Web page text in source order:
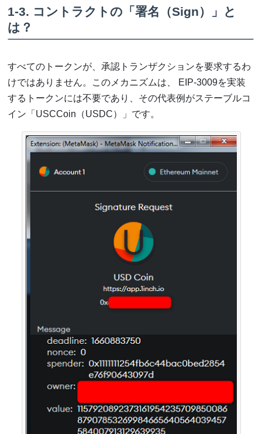
1-3. コントラクトの「署名（Sign）」と
は？
すべてのトークンが、承認トランザクションを要求するわ
けではありません。このメカニズムは、 EIP-3009を実装
するトークンには不要であり、その代表例がステーブルコ
イン「USCCoin（USDC）」です。